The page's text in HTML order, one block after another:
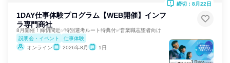
1DAY仕事体験プログラム【WEB開催】インフ
ラ専門商社
8月開催！締切間近✅特別選考ルート特典付✅営業職志望者向け
説明会・イベント
仕事体験
オンライン
2026年8月 1日
締切：8月22日